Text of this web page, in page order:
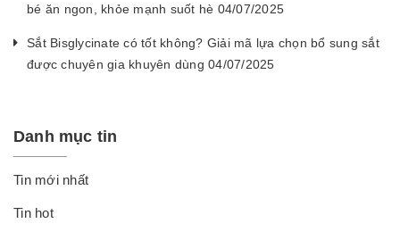
bé ăn ngon, khỏe mạnh suốt hè 04/07/2025
Sắt Bisglycinate có tốt không? Giải mã lựa chọn bổ sung sắt
được chuyên gia khuyên dùng 04/07/2025
Danh mục tin
Tin mới nhất
Tin hot